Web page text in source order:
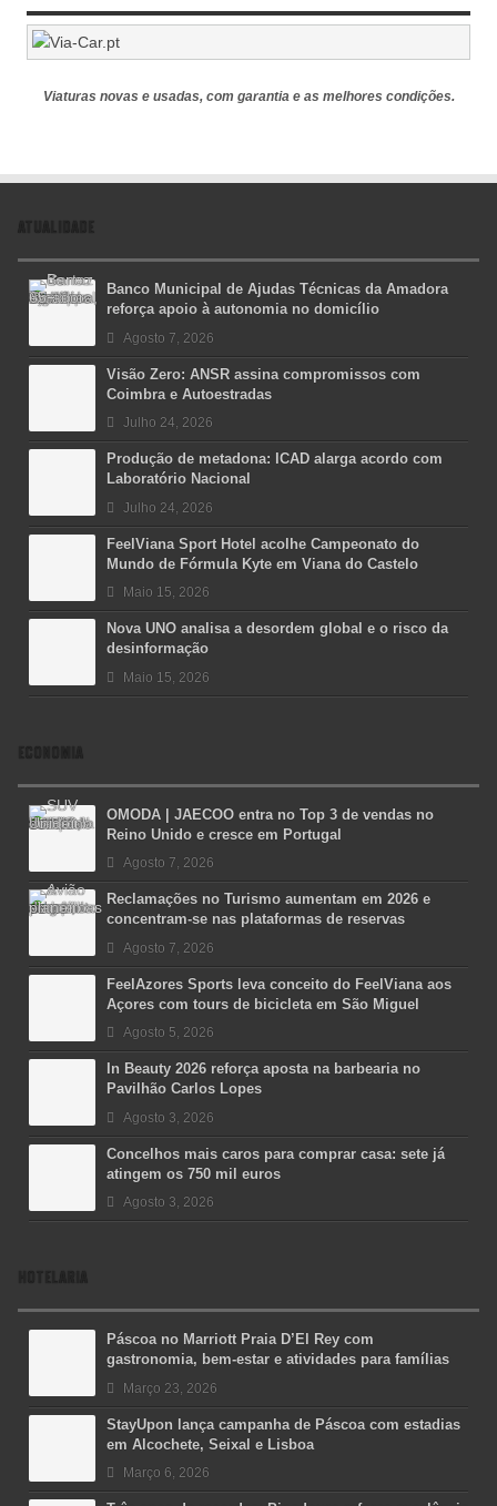
Viaturas novas e usadas, com garantia e as melhores condições.
ATUALIDADE
Banco Municipal de Ajudas Técnicas da Amadora
reforça apoio à autonomia no domicílio
Agosto 7, 2026
Visão Zero: ANSR assina compromissos com
Coimbra e Autoestradas
Julho 24, 2026
Produção de metadona: ICAD alarga acordo com
Laboratório Nacional
Julho 24, 2026
FeelViana Sport Hotel acolhe Campeonato do
Mundo de Fórmula Kyte em Viana do Castelo
Maio 15, 2026
Nova UNO analisa a desordem global e o risco da
desinformação
Maio 15, 2026
ECONOMIA
OMODA | JAECOO entra no Top 3 de vendas no
Reino Unido e cresce em Portugal
Agosto 7, 2026
Reclamações no Turismo aumentam em 2026 e
concentram-se nas plataformas de reservas
Agosto 7, 2026
FeelAzores Sports leva conceito do FeelViana aos
Açores com tours de bicicleta em São Miguel
Agosto 5, 2026
In Beauty 2026 reforça aposta na barbearia no
Pavilhão Carlos Lopes
Agosto 3, 2026
Concelhos mais caros para comprar casa: sete já
atingem os 750 mil euros
Agosto 3, 2026
HOTELARIA
Páscoa no Marriott Praia D’El Rey com
gastronomia, bem-estar e atividades para famílias
Março 23, 2026
StayUpon lança campanha de Páscoa com estadias
em Alcochete, Seixal e Lisboa
Março 6, 2026